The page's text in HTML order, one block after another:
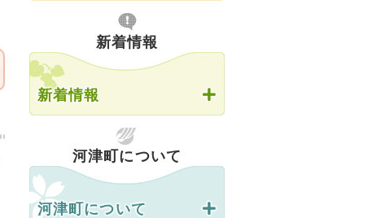
新着情報
新着情報
河津町について
河津町について